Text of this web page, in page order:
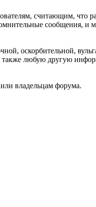
считающим, что
сообщения, и
оскорбительной,
также любую другую
владельцам форума.